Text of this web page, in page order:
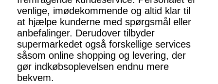
venlige, imødekommende og altid klar til
at hjælpe kunderne med spørgsmål eller
anbefalinger. Derudover tilbyder
supermarkedet også forskellige services
såsom online shopping og levering, der
gør indkøbsoplevelsen endnu mere
bekvem.